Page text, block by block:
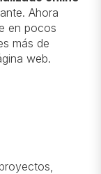
Ahora
en pocos
más de
web.